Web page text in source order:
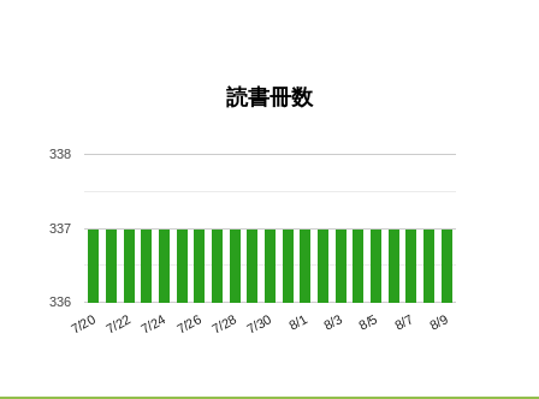
読書冊数
7/20 7/22 7/24 7/26 7/28 7/30 8/1 8/3 8/5 8/7 8/9
336
337
338